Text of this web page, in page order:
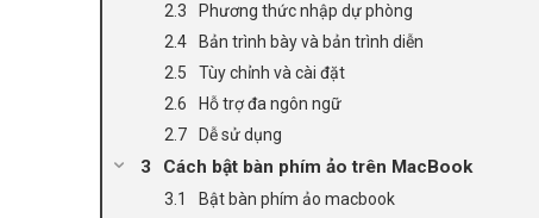
Phương thức nhập dự phòng
Bản trình bày và bản trình diễn
Tùy chỉnh và cài đặt
Hỗ trợ đa ngôn ngữ
Dễ sử dụng
Cách bật bàn phím ảo trên MacBook
Bật bàn phím ảo macbook